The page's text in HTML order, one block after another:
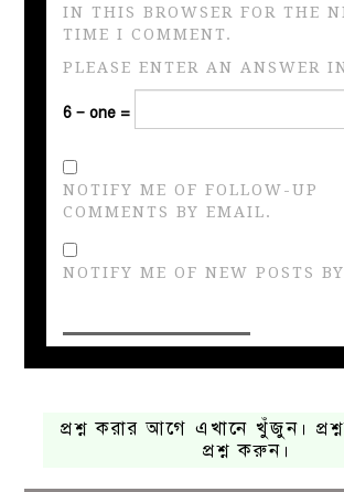
IN THIS BROWSER FOR THE
TIME I COMMENT.
PLEASE ENTER AN ANSWER
6 − one =
NOTIFY ME OF FOLLOW-UP
COMMENTS BY EMAIL.
NOTIFY ME OF NEW POSTS
প্রশ্ন করার আগে এখানে খুঁজুন।
প্রশ্ন করুন।